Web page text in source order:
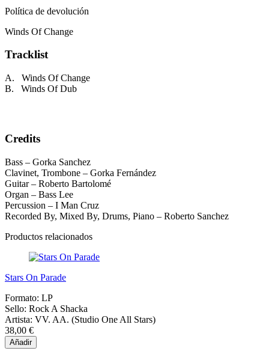
Política de devolución
Winds Of Change
Tracklist
A. Winds Of Change
B. Winds Of Dub
Credits
Bass – Gorka Sanchez
Clavinet, Trombone – Gorka Fernández
Guitar – Roberto Bartolomé
Organ – Bass Lee
Percussion – I Man Cruz
Recorded By, Mixed By, Drums, Piano – Roberto Sanchez
Productos relacionados
Stars On Parade
Formato: LP
Sello: Rock A Shacka
Artista: VV. AA. (Studio One All Stars)
38,00 €
Añadir